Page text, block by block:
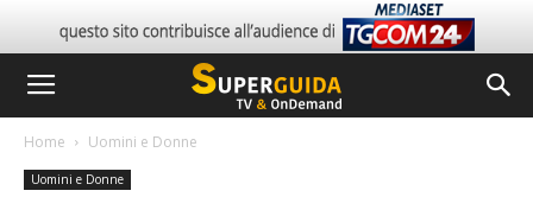
Home Uomini e Donne
Uomini e Donne